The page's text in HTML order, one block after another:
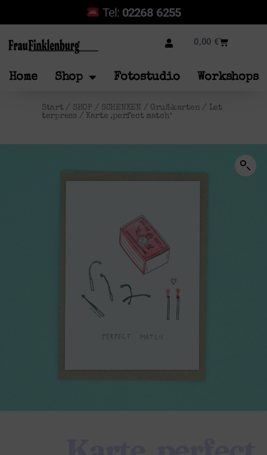
Tel: 02268 6255
0,00 €
Home Shop Fotostudio Workshops
Start/ SHOP / SCHENKEN / Grußkarten / Let
terpress/ Karte ‚perfect match‘